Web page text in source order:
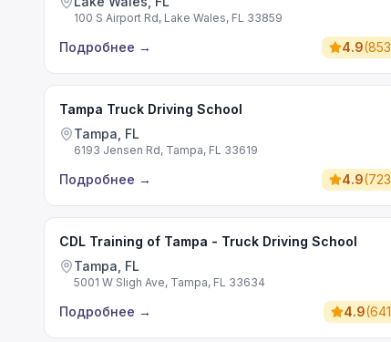
100 S Airport Rd, Lake Wales, FL 33859
Подробнее → 4.9(853
Tampa Truck Driving School
Tampa, FL
6193 Jensen Rd, Tampa, FL 33619
Подробнее → 4.9(723
CDL Training of Tampa - Truck Driving School
Tampa, FL
5001 W Sligh Ave, Tampa, FL 33634
Подробнее → 4.9(641